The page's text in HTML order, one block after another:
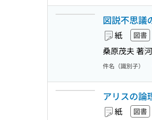
図説不思議
紙 図書
桑原茂夫 著
件名（識別子）
アリスの論
紙 図書